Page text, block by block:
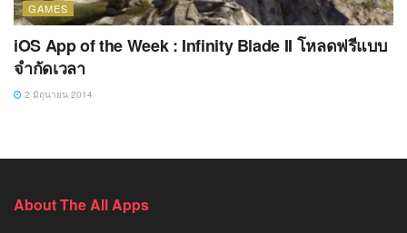
GAMES
iOS App of the Week : Infinity Blade II โหลดฟรีแบบ
จำกัดเวลา
2 มิถุนายน 2014
About The All Apps